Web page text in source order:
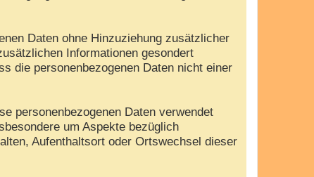
Daten ohne Hinzuziehung zusätzlicher
Informationen gesondert
die personenbezogenen Daten nicht einer
personenbezogenen Daten verwendet
um Aspekte bezüglich
Aufenthaltsort oder Ortswechsel dieser